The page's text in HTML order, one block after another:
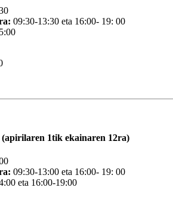
09:30-13:30 eta 16:00- 19: 00
1tik ekainaren 12ra)
09:30-13:00 eta 16:00- 19: 00
eta 16:00-19:00